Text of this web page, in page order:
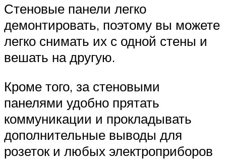
Стеновые панели легко
демонтировать, поэтому вы можете
легко снимать их с одной стены и
вешать на другую.
Кроме того, за стеновыми
панелями удобно прятать
коммуникации и прокладывать
дополнительные выводы для
розеток и любых электроприборов